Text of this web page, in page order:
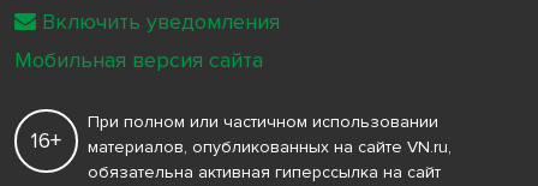
16+
При полном или частичном использовании
материалов, опубликованных на сайте VN.ru,
обязательна активная гиперссылка на сайт
Включить уведомления
Мобильная версия сайта